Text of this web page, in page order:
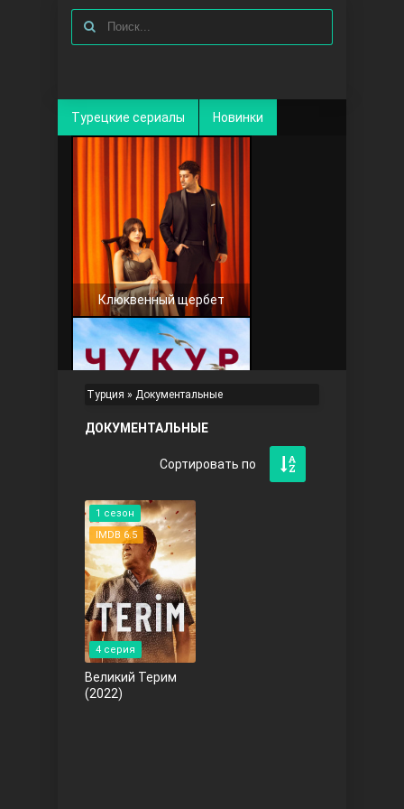
Турецкие сериалы Новинки
Клюквенный щербет
Основание: Осман
Турция » Документальные
ДОКУМЕНТАЛЬНЫЕ
1 сезон
IMDB 6.5
4 серия
Великий Терим
(2022)